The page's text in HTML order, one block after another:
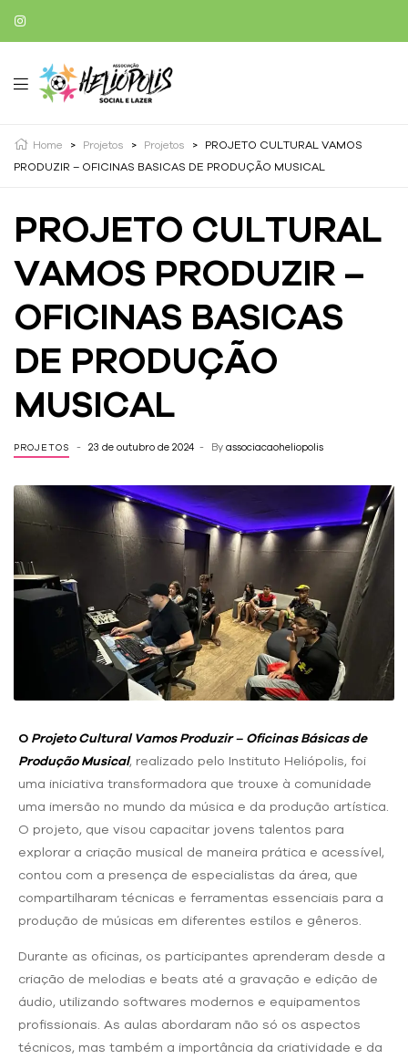
Home > Projetos > Projetos >
PROJETO CULTURAL VAMOS
PRODUZIR – OFICINAS BASICAS DE PRODUÇÃO MUSICAL
PROJETO CULTURAL
VAMOS PRODUZIR –
OFICINAS BASICAS
DE PRODUÇÃO
MUSICAL
PROJETOS 23 de outubro de 2024 By associacaoheliopolis
O Projeto Cultural Vamos Produzir – Oficinas Básicas de
Produção Musical, realizado pelo Instituto Heliópolis, foi
uma iniciativa transformadora que trouxe à comunidade
uma imersão no mundo da música e da produção artística.
O projeto, que visou capacitar jovens talentos para
explorar a criação musical de maneira prática e acessível,
contou com a presença de especialistas da área, que
compartilharam técnicas e ferramentas essenciais para a
produção de músicas em diferentes estilos e gêneros.
Durante as oficinas, os participantes aprenderam desde a
criação de melodias e beats até a gravação e edição de
áudio, utilizando softwares modernos e equipamentos
profissionais. As aulas abordaram não só os aspectos
técnicos, mas também a importância da criatividade e da